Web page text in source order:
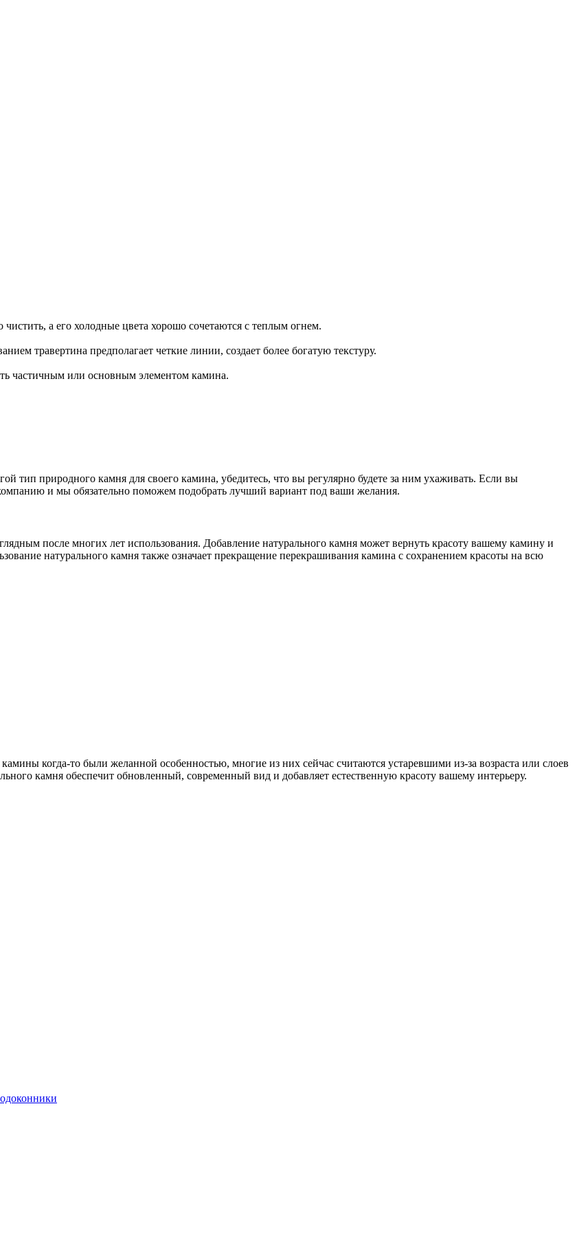
а его холодные цвета хорошо сочетаются с теплым огнем.
травертина предполагает четкие линии, создает более богатую текстуру.
частичным или основным элементом камина.
тип природного камня для своего камина, убедитесь, что вы регулярно будете за ним ухаживать. Если вы
и мы обязательно поможем подобрать лучший вариант под ваши желания.
после многих лет использования. Добавление натурального камня может вернуть красоту вашему камину и
натурального камня также означает прекращение перекрашивания камина с сохранением красоты на всю
когда-то были желанной особенностью, многие из них сейчас считаются устаревшими из-за возраста или слоев
камня обеспечит обновленный, современный вид и добавляет естественную красоту вашему интерьеру.